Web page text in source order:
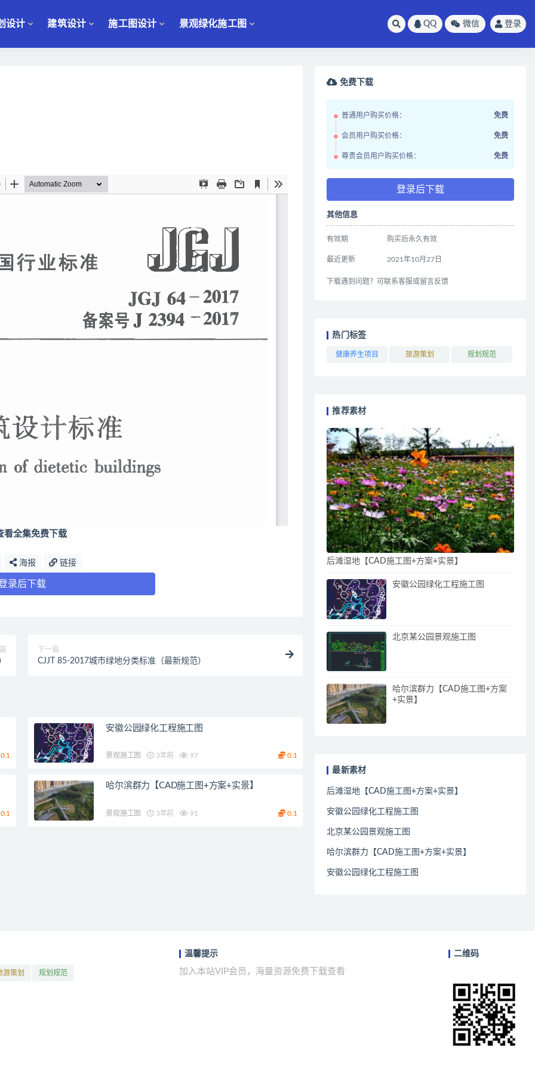
设计 建筑设计 施工图设计 景观绿化施工图 QQ 微信 登录
看全集免费下载
海报 链接
录后下载
下一篇
CJJT 85-2017城市绿地分类标准（最新规范）
安徽公园绿化工程施工图
景观施工图 3年前 97 0.1
哈尔滨群力【CAD施工图+方案+实景】
景观施工图 3年前 91 0.1
免费下载
普通用户购买价格： 免费
会员用户购买价格： 免费
尊贵会员用户购买价格： 免费
登录后下载
其他信息
有效期 购买后永久有效
最近更新 2021年10月27日
下载遇到问题？可联系客服或留言反馈
热门标签
健康养生项目 旅游策划 规划规范
推荐素材
后滩湿地【CAD施工图+方案+实景】
安徽公园绿化工程施工图
北京某公园景观施工图
哈尔滨群力【CAD施工图+方案
+实景】
最新素材
后滩湿地【CAD施工图+方案+实景】
安徽公园绿化工程施工图
北京某公园景观施工图
哈尔滨群力【CAD施工图+方案+实景】
安徽公园绿化工程施工图
游策划 规划规范
温馨提示
加入本站VIP会员，海量资源免费下载查看
二维码